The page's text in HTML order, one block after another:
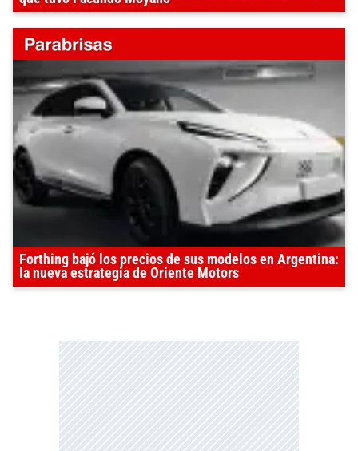
Forthing bajó los precios de sus modelos en Argentina:
la nueva estrategia de Oriente Motors